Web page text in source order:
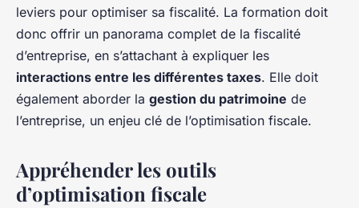
leviers pour optimiser sa fiscalité. La formation doit
donc offrir un panorama complet de la fiscalité
d’entreprise, en s’attachant à expliquer les
interactions entre les différentes taxes. Elle doit
également aborder la gestion du patrimoine de
l’entreprise, un enjeu clé de l’optimisation fiscale.
Appréhender les outils
d’optimisation fiscale